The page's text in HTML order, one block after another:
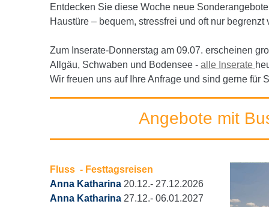
Entdecken Sie diese Woche neue
Haustüre – bequem, stressfrei und oft nur begrenzt
Zum Inserate-Donnerstag am 09.07. erscheinen
Allgäu, Schwaben und Bodensee - alle Inserate
Wir freuen uns auf Ihre Anfrage und sind gerne für
Angebote mit
Fluss - Festtagsreisen
Anna Katharina 20.12.- 27.12.2026
Anna Katharina 27.12.- 06.01.2027